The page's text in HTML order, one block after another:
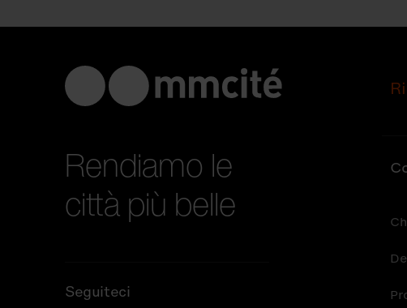
Rendiamo le
città più belle
Seguiteci